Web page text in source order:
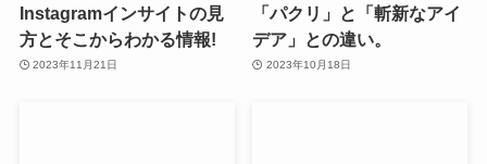
Instagramインサイトの見
方とそこからわかる情報!
2023年11月21日
「パクリ」と「斬新なアイ
デア」との違い。
2023年10月18日